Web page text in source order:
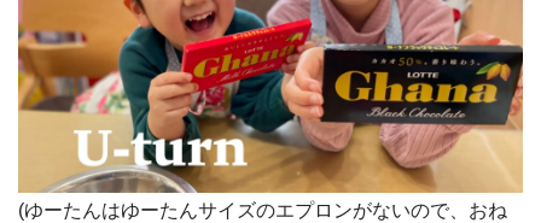
(ゆーたんはゆーたんサイズのエプロンがないので、おね